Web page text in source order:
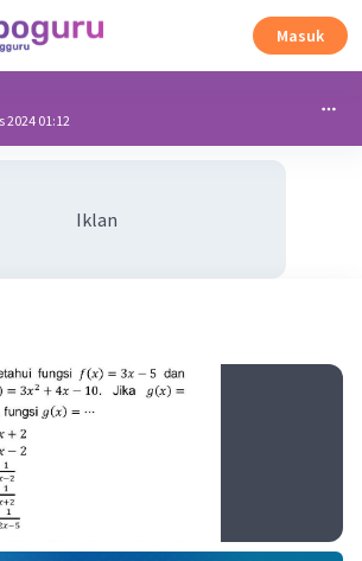
Masuk
2024 01:12
Iklan